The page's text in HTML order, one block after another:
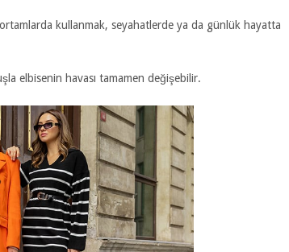
ortamlarda kullanmak, seyahatlerde ya da günlük hayatta
elbisenin havası tamamen değişebilir.